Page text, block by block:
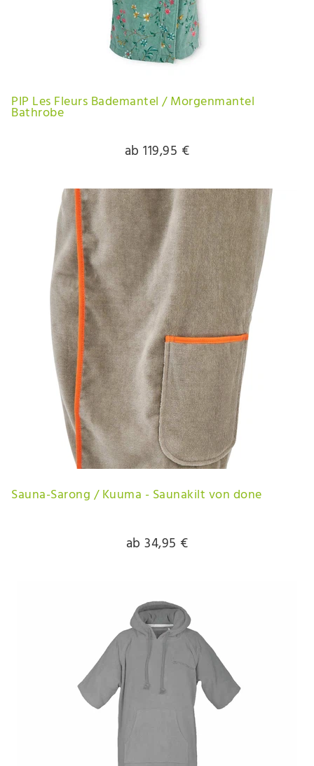
PIP Les Fleurs Bademantel / Morgenmantel
Bathrobe
ab 119,95 €
Sauna-Sarong / Kuuma - Saunakilt von done
ab 34,95 €